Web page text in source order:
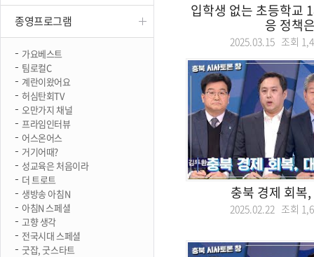
종영프로그램
가요베스트
팀로컬C
계란이왔어요
허심탄회TV
오만가지 채널
프라임인터뷰
어스온어스
거기어때?
성교육은 처음이라
더 트로트
생방송 아침N
아침N 스페셜
고향 생각
전국시대 스페셜
굿잡, 굿스타트
입학생 없는 초등학교
응 정책
2025.03.15 조회
충북 경제 회복
2025.02.22 조회